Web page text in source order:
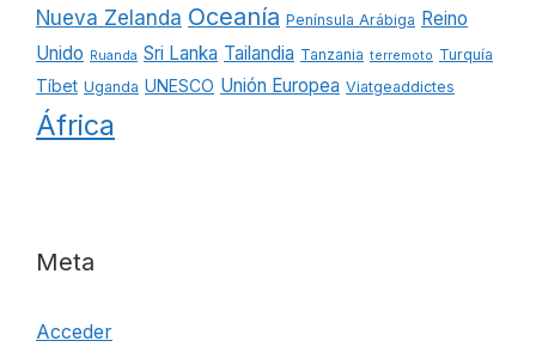
Nueva Zelanda Oceanía Península Arábiga Reino
Unido Ruanda Sri Lanka Tailandia Tanzania terremoto Turquía
Tíbet Uganda UNESCO Unión Europea Viatgeaddictes
África
Meta
Acceder